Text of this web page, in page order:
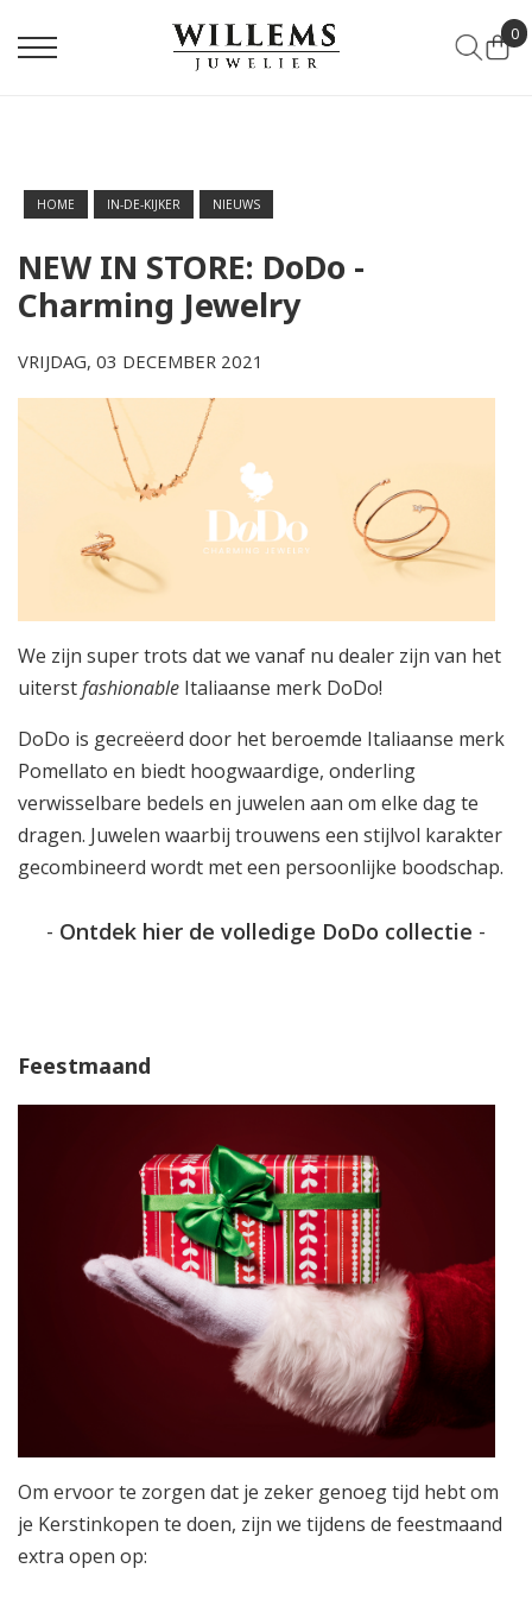
0
HOME IN-DE-KIJKER NIEUWS
NEW IN STORE: DoDo -
Charming Jewelry
VRIJDAG, 03 DECEMBER 2021
We zijn super trots dat we vanaf nu dealer zijn van het
uiterstfashionable Italiaanse merk DoDo!
DoDo is gecreëerd door het beroemde Italiaanse merk
Pomellato en biedt hoogwaardige, onderling
verwisselbare bedels en juwelen aan om elke dag te
dragen. Juwelen waarbij trouwens een stijlvol karakter
gecombineerd wordt met een persoonlijke boodschap.
- Ontdek hier de volledige DoDo collectie -
Feestmaand
Om ervoor te zorgen dat je zeker genoeg tijd hebt om
je Kerstinkopen te doen, zijn we tijdens de feestmaand
extra open op: